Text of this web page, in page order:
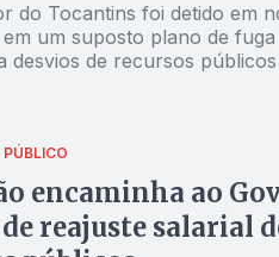
do Tocantins foi detido em
um suposto plano de fuga
desvios de recursos públicos
encaminha ao
reajuste salarial